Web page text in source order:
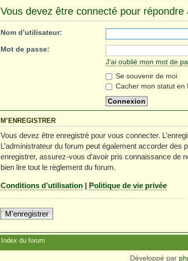
Vous devez être connecté pour
Nom d’utilisateur:
Mot de passe:
J’ai oublié mon mot de
Se souvenir de moi
Cacher mon statut en
M’ENREGISTRER
Vous devez être enregistré pour vous connecter.
L’administrateur du forum peut également accorder
enregistrer, assurez-vous d’avoir pris connaissance de
bien lire tout le règlement du forum.
Conditions d’utilisation | Politique de vie privée
M’enregistrer
Index du forum
Développé par